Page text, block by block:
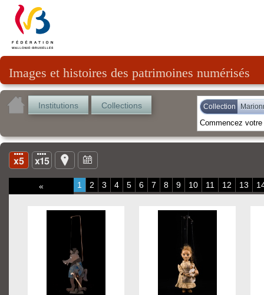
Images et histoires des patrimoines numérisés
Institutions Collections Collection
« 1 2 3 4 5 6 7 8 9 10 11 12 13